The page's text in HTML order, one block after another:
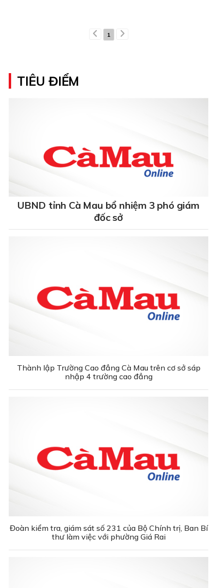
1
TIÊU ĐIỂM
UBND tỉnh Cà Mau bổ nhiệm 3 phó giám
đốc sở
Thành lập Trường Cao đẳng Cà Mau trên cơ sở sáp
nhập 4 trường cao đẳng
Đoàn kiểm tra, giám sát số 231 của Bộ Chính trị, Ban Bí
thư làm việc với phường Giá Rai